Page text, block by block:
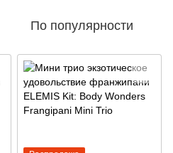
По популярности